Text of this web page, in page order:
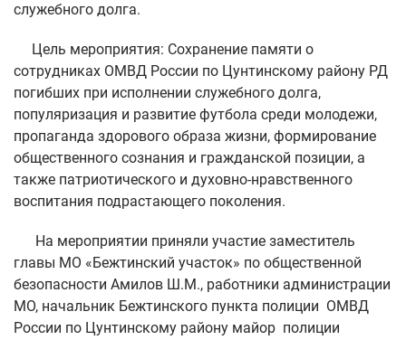
служебного долга.
Цель мероприятия: Сохранение памяти о
сотрудниках ОМВД России по Цунтинскому району РД
погибших при исполнении служебного долга,
популяризация и развитие футбола среди молодежи,
пропаганда здорового образа жизни, формирование
общественного сознания и гражданской позиции, а
также патриотического и духовно-нравственного
воспитания подрастающего поколения.
На мероприятии приняли участие заместитель
главы МО «Бежтинский участок» по общественной
безопасности Амилов Ш.М., работники администрации
МО, начальник Бежтинского пункта полиции ОМВД
России по Цунтинскому району майор полиции